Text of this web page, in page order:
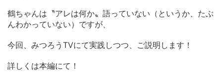
鶴ちゃんは〝アレは何か〟語っていない（というか、たぶ
んわかっていない）ですが、
今回、みつろうTVにて実践しつつ、ご説明します！
詳しくは本編にて！